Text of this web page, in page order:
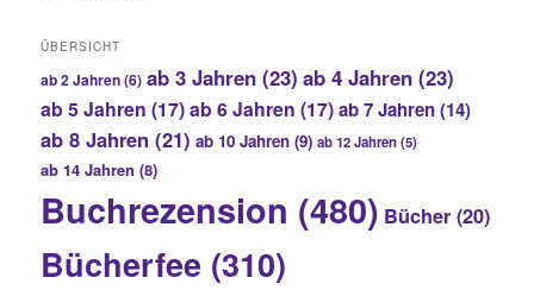
ÜBERSICHT
ab 2 Jahren(6) ab 3 Jahren (23) ab 4 Jahren (23)
ab 5 Jahren (17)ab 6 Jahren (17)ab 7 Jahren(14)
ab 8 Jahren (21) ab 10 Jahren (9) ab 12 Jahren(5)
ab 14 Jahren (8)
Buchrezension (480) Bücher (20)
Bücherfee (310)